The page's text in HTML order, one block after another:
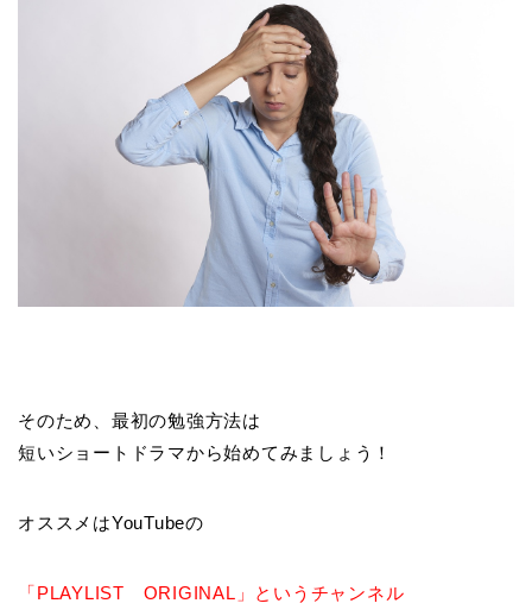
そのため、最初の勉強方法は
短いショートドラマから始めてみましょう！
オススメはYouTubeの
「PLAYLIST ORIGINAL」というチャンネル